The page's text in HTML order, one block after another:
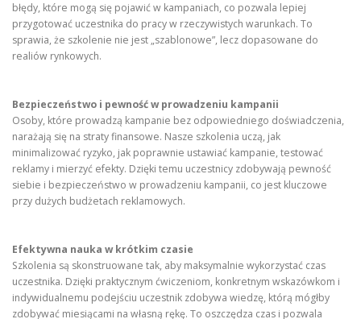
błędy, które mogą się pojawić w kampaniach, co pozwala lepiej
przygotować uczestnika do pracy w rzeczywistych warunkach. To
sprawia, że szkolenie nie jest „szablonowe”, lecz dopasowane do
realiów rynkowych.
Bezpieczeństwo i pewność w prowadzeniu kampanii
Osoby, które prowadzą kampanie bez odpowiedniego doświadczenia,
narażają się na straty finansowe. Nasze szkolenia uczą, jak
minimalizować ryzyko, jak poprawnie ustawiać kampanie, testować
reklamy i mierzyć efekty. Dzięki temu uczestnicy zdobywają pewność
siebie i bezpieczeństwo w prowadzeniu kampanii, co jest kluczowe
przy dużych budżetach reklamowych.
Efektywna nauka w krótkim czasie
Szkolenia są skonstruowane tak, aby maksymalnie wykorzystać czas
uczestnika. Dzięki praktycznym ćwiczeniom, konkretnym wskazówkom i
indywidualnemu podejściu uczestnik zdobywa wiedzę, którą mógłby
zdobywać miesiącami na własną rękę. To oszczędza czas i pozwala